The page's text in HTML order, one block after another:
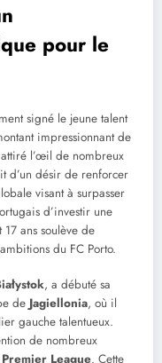
pour le
signé le jeune talent
impressionnant de
l’œil de nombreux
d’un désir de renforcer
visant à surpasser
d’investir une
ans soulève de
du FC Porto.
, a débuté sa
de Jagiellonia, où il
gauche talentueux.
de nombreux
Premier League. Cette